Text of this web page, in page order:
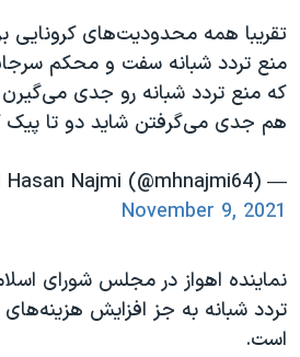
تقریبا همه محدودیت‌های
منع تردد شبانه سفت و محکم
که منع تردد شبانه رو جدی
هم جدی می‌گرفتن شاید دو تا پیک
— Mohammad Hasan Najmi (@mhnajmi64)
November 9, 2021
نماینده اهواز در مجلس شورای
تردد شبانه به جز افزایش
است.